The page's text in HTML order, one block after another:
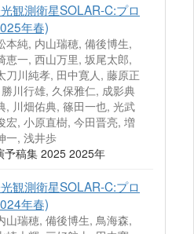
観測衛星SOLAR-C:プロ
年春)
本純, 内山瑞穂, 備後博生,
恵一, 西山万里, 坂尾太郎,
刀川純孝, 田中寛人, 藤原正
川行雄, 久保雅仁, 成影典
, 川畑佑典, 篠田一也, 光武
宏, 小原直樹, 今田晋亮, 増
一, 浅井歩
予稿集 2025 2025年
観測衛星SOLAR-C:プロ
年春)
山瑞穂, 備後博生, 鳥海森,